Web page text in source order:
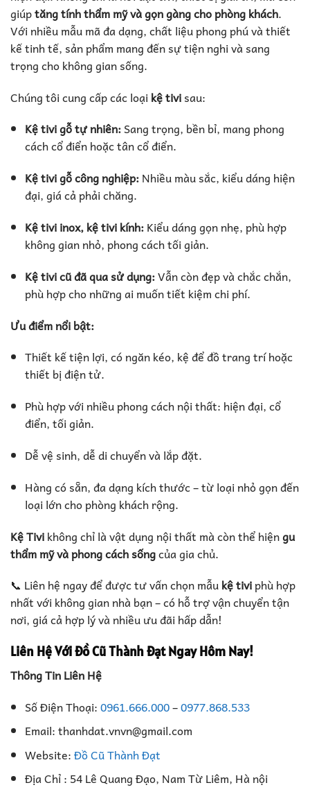
giúptăng tính thẩm mỹ và gọn gàng cho phòng khách.
Với nhiều mẫu mã đa dạng, chất liệu phong phú và thiết
kế tinh tế, sản phẩm mang đến sự tiện nghi và sang
trọng cho không gian sống.
Chúng tôi cung cấp các loại kệ tivisau:
Kệ tivi gỗ tự nhiên:Sang trọng, bền bỉ, mang phong
cách cổ điển hoặc tân cổ điển.
Kệ tivi gỗ công nghiệp:Nhiều màu sắc, kiểu dáng hiện
đại, giá cả phải chăng.
Kệ tivi inox, kệ tivi kính:Kiểu dáng gọn nhẹ, phù hợp
không gian nhỏ, phong cách tối giản.
Kệ tivi cũ đã qua sử dụng:Vẫn còn đẹp và chắc chắn,
phù hợp cho những ai muốn tiết kiệm chi phí.
Ưu điểm nổi bật:
Thiết kế tiện lợi, có ngăn kéo, kệ để đồ trang trí hoặc
thiết bị điện tử.
Phù hợp với nhiều phong cách nội thất: hiện đại, cổ
điển, tối giản.
Dễ vệ sinh, dễ di chuyển và lắp đặt.
Hàng có sẵn, đa dạng kích thước – từ loại nhỏ gọn đến
loại lớn cho phòng khách rộng.
Kệ Tivikhông chỉ là vật dụng nội thất mà còn thể hiệngu
thẩm mỹ và phong cách sốngcủa gia chủ.
📞 Liên hệ ngay để được tư vấn chọn mẫukệ tiviphù hợp
nhất với không gian nhà bạn – có hỗ trợ vận chuyển tận
nơi, giá cả hợp lý và nhiều ưu đãi hấp dẫn!
Liên Hệ Với Đồ Cũ Thành Đạt Ngay Hôm Nay!
Thông Tin Liên Hệ
Số Điện Thoại:0961.666.000–0977.868.533
Email: thanhdat.vnvn@gmail.com
Website:Đồ Cũ Thành Đạt
Địa Chỉ : 54 Lê Quang Đạo, Nam Từ Liêm, Hà nội